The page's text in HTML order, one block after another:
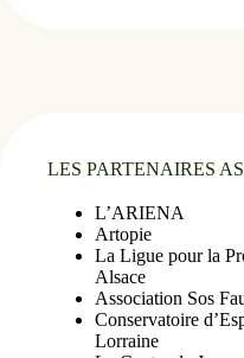
LES PARTENAIRES
L’ARIENA
Artopie
La Ligue pour la
Alsace
Association Sos
Conservatoire
Lorraine